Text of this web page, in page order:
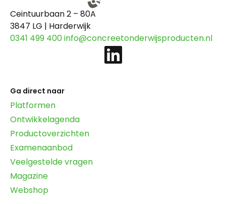
Ceintuurbaan 2 – 80A
3847 LG | Harderwijk
0341 499 400info@concreetonderwijsproducten.nl
Ga direct naar
Platformen
Ontwikkelagenda
Productoverzichten
Examenaanbod
Veelgestelde vragen
Magazine
Webshop